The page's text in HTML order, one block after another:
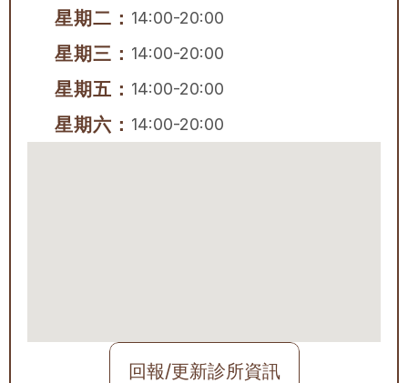
星期二： 14:00-20:00
星期三： 14:00-20:00
星期五： 14:00-20:00
星期六： 14:00-20:00
回報/更新診所資訊